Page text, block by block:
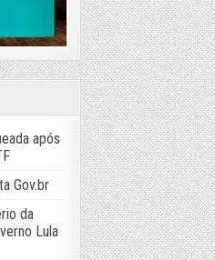
após
Gov.br
da
Lula